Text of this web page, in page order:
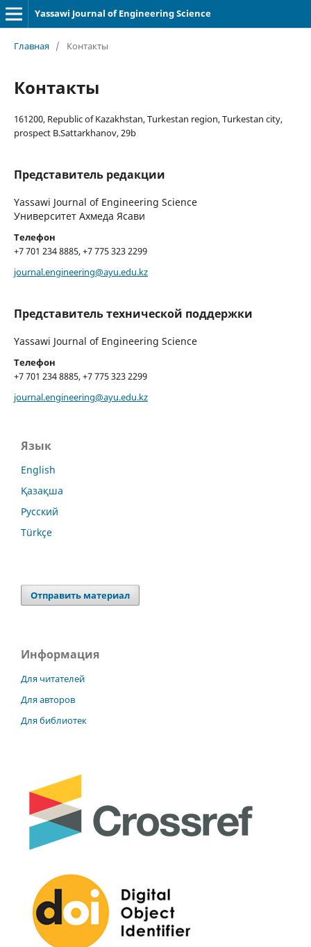
Yassawi Journal of Engineering Science
Главная / Контакты
Контакты
161200, Republic of Kazakhstan, Turkestan region, Turkestan city,
prospect B.Sattarkhanov, 29b
Представитель редакции
Yassawi Journal of Engineering Science
Университет Ахмеда Ясави
Телефон
+7 701 234 8885, +7 775 323 2299
journal.engineering@ayu.edu.kz
Представитель технической поддержки
Yassawi Journal of Engineering Science
Телефон
+7 701 234 8885, +7 775 323 2299
journal.engineering@ayu.edu.kz
Язык
English
Қазақша
Русский
Türkçe
Отправить материал
Информация
Для читателей
Для авторов
Для библиотек